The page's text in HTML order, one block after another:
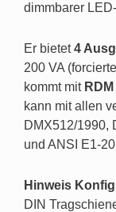
dimmbarer
Er bietet4
200 VA
kommt mit
kann mit allen
DMX512/1990,
und ANSI E1-
Hinweis
DIN